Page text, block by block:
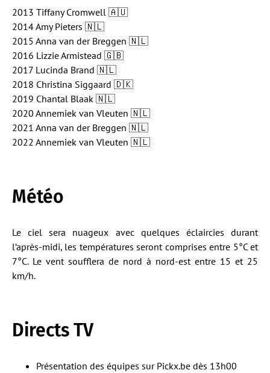
2013 Tiffany Cromwell 🇦🇺
2014 Amy Pieters 🇳🇱
2015 Anna van der Breggen 🇳🇱
2016 Lizzie Armistead 🇬🇧
2017 Lucinda Brand 🇳🇱
2018 Christina Siggaard 🇩🇰
2019 Chantal Blaak 🇳🇱
2020 Annemiek van Vleuten 🇳🇱
2021 Anna van der Breggen 🇳🇱
2022 Annemiek van Vleuten 🇳🇱
Météo
Le ciel sera nuageux avec quelques éclaircies durant
l’après-midi, les températures seront comprises entre 5°C et
7°C. Le vent soufflera de nord à nord-est entre 15 et 25
km/h.
Directs TV
Présentation des équipes sur Pickx.be dès 13h00